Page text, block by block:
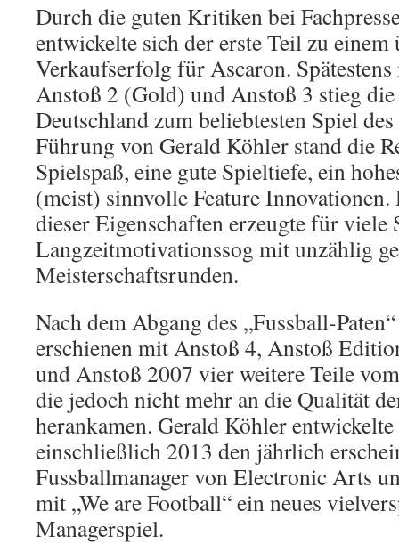
Durch die guten Kritiken bei
entwickelte sich der erste Teil zu einem
Verkaufserfolg für Ascaron.
Anstoß 2 (Gold) und Anstoß 3 stieg
Deutschland zum beliebtesten Spiel
Führung von Gerald Köhler stand die
Spielspaß, eine gute Spieltiefe, ein
(meist) sinnvolle Feature
dieser Eigenschaften erzeugte für viele
Langzeitmotivationssog mit unzählig
Meisterschaftsrunden.
Nach dem Abgang des „Fussball-
erschienen mit Anstoß 4, Anstoß
und Anstoß 2007 vier weitere Teile
die jedoch nicht mehr an die Qualität
herankamen. Gerald Köhler
einschließlich 2013 den jährlich
Fussballmanager von Electronic Arts
mit „We are Football“ ein neues
Managerspiel.